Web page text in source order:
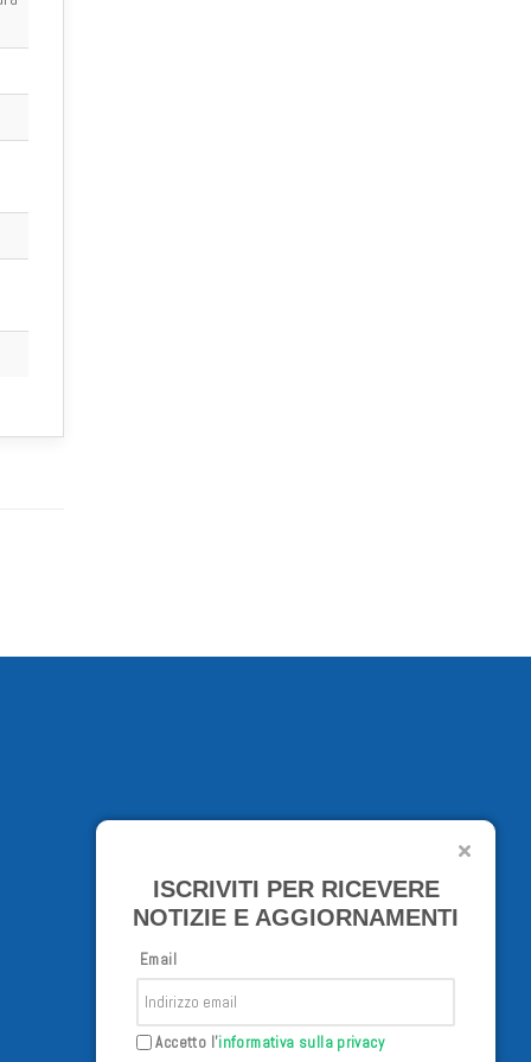
ISCRIVITI PER RICEVERE
NOTIZIE E AGGIORNAMENTI
Email
Accetto l'informativa sulla privacy